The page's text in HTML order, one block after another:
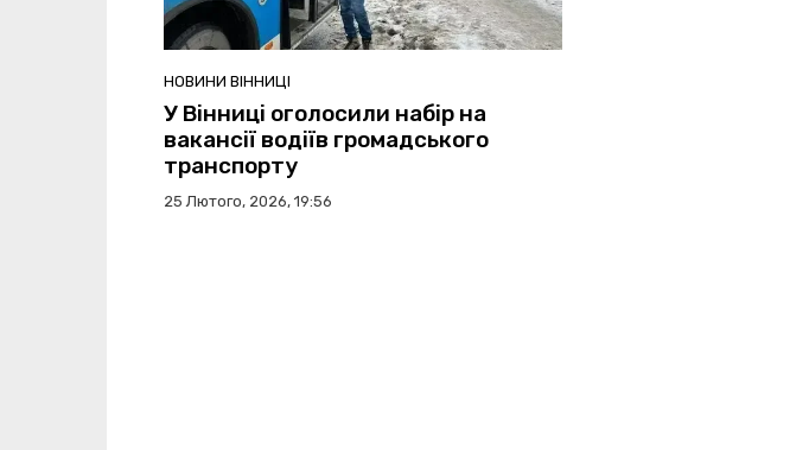
НОВИНИ ВІННИЦІ
У Вінниці оголосили набір на
вакансії водіїв громадського
транспорту
25 Лютого, 2026, 19:56